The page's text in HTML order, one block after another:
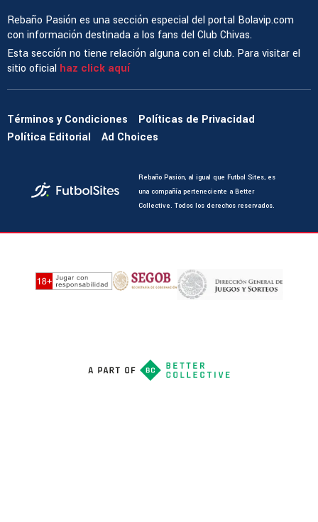
Rebaño Pasión es una sección especial del portal Bolavip.com
con información destinada a los fans del Club Chivas.
Esta sección no tiene relación alguna con el club. Para visitar el
sitio oficial haz click aquí
Términos y Condiciones
Políticas de Privacidad
Política Editorial
Ad Choices
Rebaño Pasión, al igual que Futbol Sites, es
una compañía perteneciente a Better
Collective. Todos los derechos reservados.